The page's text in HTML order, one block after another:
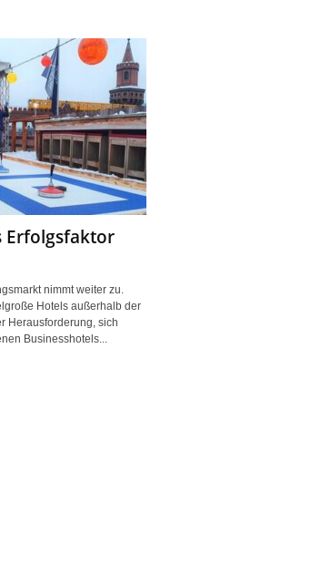
Erfolgsfaktor
nimmt weiter zu.
Hotels außerhalb der
Herausforderung, sich
Businesshotels...